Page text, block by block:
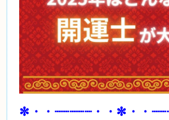
✼・・┈┈┈┈┈・・✼・・